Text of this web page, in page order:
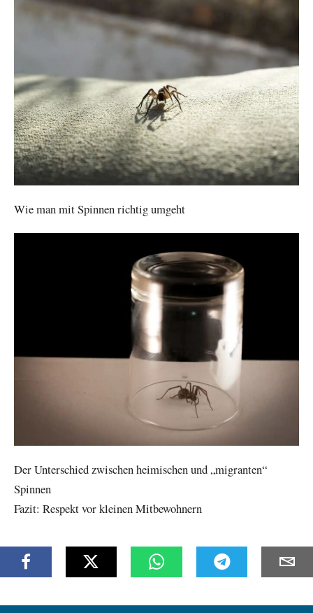
Wie man mit Spinnen richtig umgeht
Der Unterschied zwischen heimischen und „migranten“
Spinnen
Fazit: Respekt vor kleinen Mitbewohnern